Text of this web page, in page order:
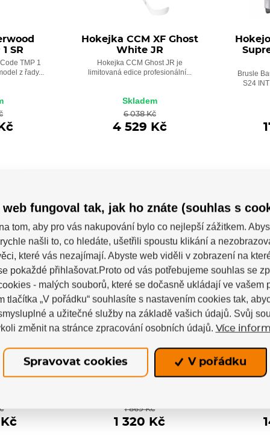
SR
TMP 1
z řady...
Hokejka CCM XF Ghost
White JR
Hokejka CCM Ghost JR je
limitovaná edice profesionální...
Skladem
6 038 Kč
4 529 Kč
Brusle
S24
led
Ice
(20ks)
Premium
(20ks).
POSLEDNÍ KUSY
-29%
Hokejové lokty
Sherwood Rekker
Legend 2 JR
Chrániče loktů REKKER Legend 2
poskytují hráčům ochranné a...
1 869 Kč
1 320 Kč
-18%
Brusle
web fungoval tak, jak ho znáte (souhlas s
tom, aby pro vás nakupování bylo co nejlepší zážitkem.
našli to, co hledáte, ušetřili spoustu klikání a
které vás nezajímají. Abyste web viděli v zobrazení na
pokaždé přihlašovat.Proto od vás potřebujeme souhlas se
- malých souborů, které se dočasně ukládají ve vašem
tlačítka „V pořádku“ souhlasíte s nastavením cookies tak,
a užitečné služby na základě vašich údajů. Svůj
změnit na stránce zpracování osobních údajů. Více
Spravovat cookies V pořádku